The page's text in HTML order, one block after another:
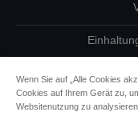
Wenn Sie auf „Alle Cookies
Cookies auf Ihrem Gerät zu,
Websitenutzung zu